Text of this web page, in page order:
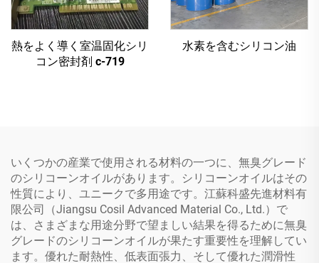
熱をよく導く室温固化シリ
コン密封剤 c-719
水素を含むシリコン油
いくつかの産業で使用される材料の一つに、無臭グレード
のシリコーンオイルがあります。シリコーンオイルはその
性質により、ユニークで多用途です。江蘇科盛先進材料有
限公司（Jiangsu Cosil Advanced Material Co., Ltd.）で
は、さまざまな用途分野で望ましい結果を得るために無臭
グレードのシリコーンオイルが果たす重要性を理解してい
ます。優れた耐熱性、低表面張力、そして優れた潤滑性